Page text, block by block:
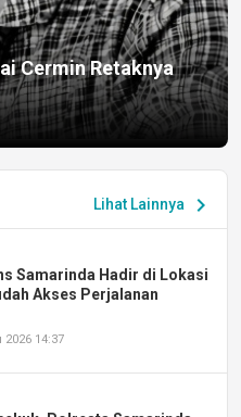
Cermin Retaknya
Lihat Lainnya chevron_right
Samarinda Hadir di Lokasi
Akses Perjalanan
14:37